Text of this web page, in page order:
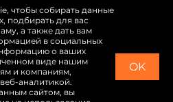
Карта сайта
чтобы собирать данные
подбирать для вас
а также дать вам
в социальных
о ваших
виде нашим
и компаниям,
аналитикой.
сайтом, вы
OK